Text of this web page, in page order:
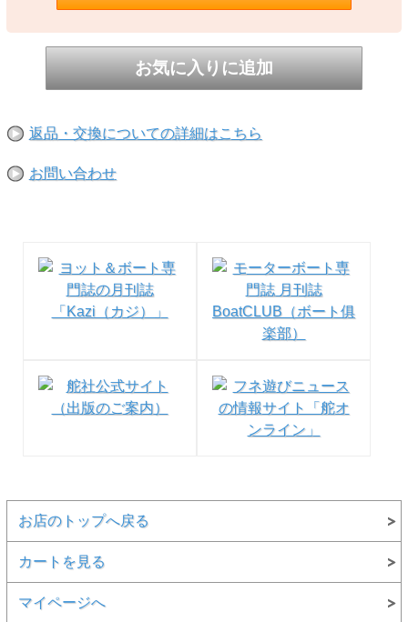
返品・交換についての詳細はこちら
お問い合わせ
お店のトップへ戻る
カートを見る
マイページへ